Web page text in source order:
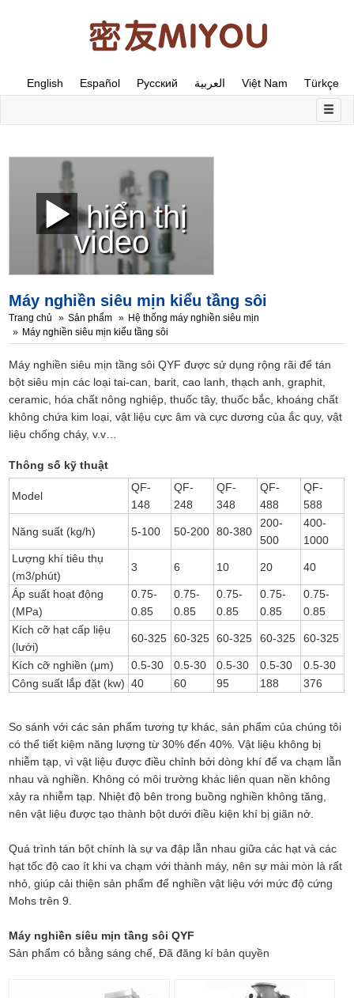
English Español Русский العربية Việt Nam Türkçe
hiển thị
video
Máy nghiền siêu mịn kiểu tầng sôi
Trang chủ Sản phẩm
Hệ thống máy nghiền siêu mịn
Máy nghiền siêu mịn kiểu tầng sôi
Máy nghiền siêu mịn tầng sôi QYF được sử dụng rộng rãi để tán
bột siêu mịn các loại tai-can, barit, cao lanh, thạch anh, graphit,
ceramic, hóa chất nông nghiệp, thuốc tây, thuốc bắc, khoáng chất
không chứa kim loại, vật liệu cực âm và cực dương của ắc quy, vật
liệu chống cháy, v.v…
Thông số kỹ thuật
Model
QF-
148
QF-
248
QF-
348
QF-
488
QF-
588
Năng suất (kg/h) 5-100 50-200 80-380
200-
500
400-
1000
Lượng khí tiêu thụ
(m3/phút)
3 6 10 20 40
Áp suất hoạt động
(MPa)
0.75-
0.85
0.75-
0.85
0.75-
0.85
0.75-
0.85
0.75-
0.85
Kích cỡ hạt cấp liệu
(lưới)
60-325 60-325 60-325 60-325 60-325
Kích cỡ nghiền (μm) 0.5-30 0.5-30 0.5-30 0.5-30
0.5-30
Công suất lắp đặt (kw) 40 60 95 188 376
So sánh với các sản phẩm tương tự khác, sản phẩm của chúng tôi
có thể tiết kiệm năng lượng từ 30% đến 40%. Vật liệu không bị
nhiễm tạp, vì vật liệu được điều chỉnh bởi dòng khí để va chạm lẫn
nhau và nghiền. Không có môi trường khác liên quan nền không
xảy ra nhiễm tạp. Nhiệt độ bên trong buồng nghiền không tăng,
nên vật liệu được tạo thành bột dưới điều kiện khí bị giãn nở.
Quá trình tán bột chính là sự va đập lẫn nhau giữa các hạt và các
hạt tốc độ cao ít khi va chạm với thành máy, nên sự mài mòn là rất
nhỏ, giúp cải thiện sản phẩm để nghiền vật liệu với mức độ cứng
Mohs trên 9.
Máy nghiền siêu mịn tầng sôi QYF
Sản phẩm có bằng sáng chế, Đã đăng kí bản quyền